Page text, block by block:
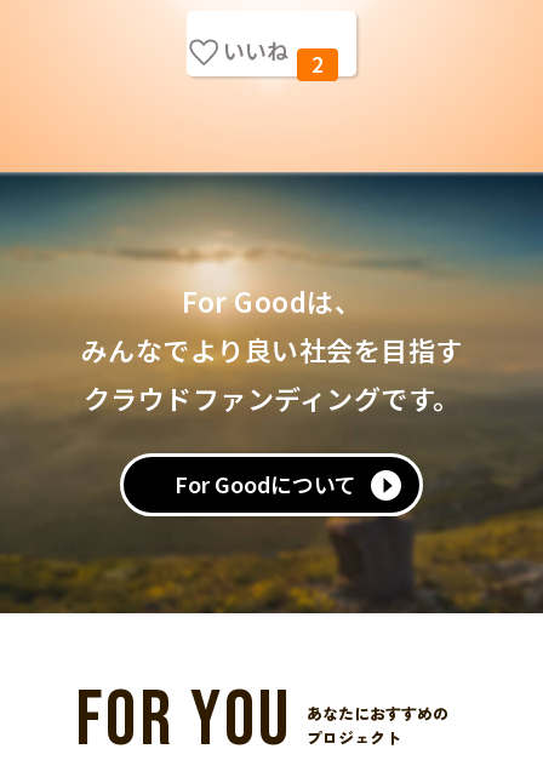
いいね 2
For Goodは、
みんなでより良い社会を目指す
クラウドファンディングです。
For Goodについて
FOR YOU
あなたにおすすめの
プロジェクト